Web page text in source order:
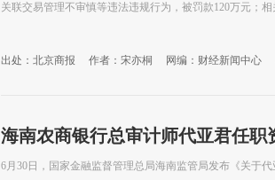
关联交易管理不审慎等违法违规行为，被罚款120万元；
出处：北京商报 作者：宋亦桐 网编：财经新闻中心
海南农商银行总审计师代亚君任职
6月30日，国家金融监督管理总局海南监管局发布《关于